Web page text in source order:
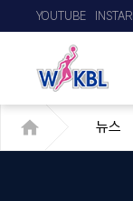
YOUTUBE
뉴스